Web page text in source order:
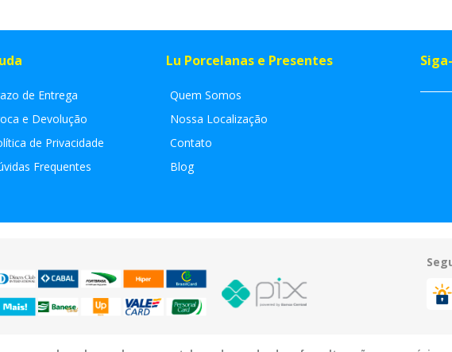
de Entrega
e Devolução
de Privacidade
Frequentes
Lu Porcelanas e Presentes
Quem Somos
Nossa Localização
Contato
Blog